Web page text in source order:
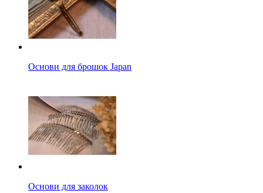
Основи для брошок Japan
Основи для заколок